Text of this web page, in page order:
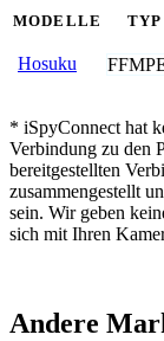
MODELLE TYP
Hosuku
* iSpyConnect hat
Verbindung zu den
bereitgestellten
zusammengestellt
sein. Wir geben
sich mit Ihren
Andere